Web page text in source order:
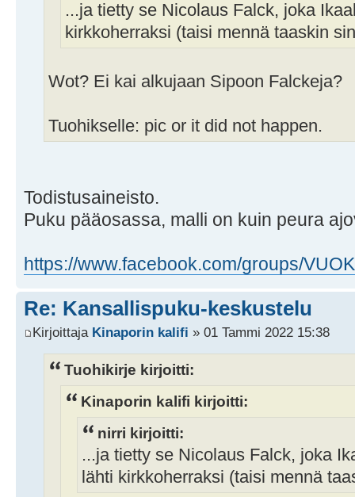
...ja tietty se Nicolaus Falck, joka
kirkkoherraksi (taisi mennä taaskin
Wot? Ei kai alkujaan Sipoon Falckeja?
Tuohikselle: pic or it did not happen.
Todistusaineisto.
Puku pääosassa, malli on kuin peura
https://www.facebook.com/groups/
Re: Kansallispuku-keskustelu
Kirjoittaja Kinaporin kalifi » 01 Tammi 2022 15:38
Tuohikirje kirjoitti:
Kinaporin kalifi kirjoitti:
nirri kirjoitti:
...ja tietty se Nicolaus Falck, joka
lähti kirkkoherraksi (taisi mennä